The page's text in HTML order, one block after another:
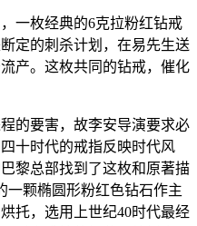
一枚经典的6克拉粉红钻戒
定的刺杀计划，在易先生送
产。这枚共同的钻戒，催化
的要害，故李安导演要求必
十时代的戒指反映时代风
黎总部找到了这枚和原著描
一颗椭圆形粉红色钻石作主
托，选用上世纪40时代最经